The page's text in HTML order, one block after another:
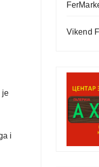
je
i
Vikend